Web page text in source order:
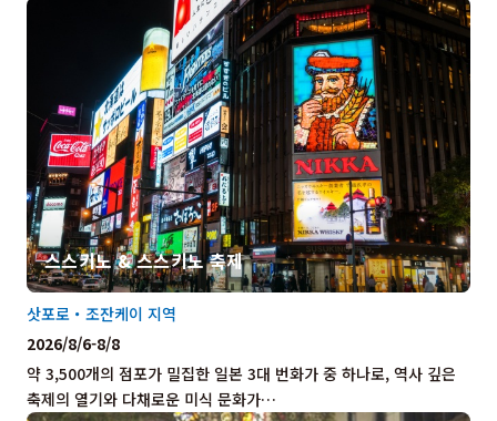
운영조직 소개
링크
언어선택
스스키노 & 스스키노 축제
약 3,500개의 점포가 밀집한 일본 3대 번화가 중 하나로, 역사 깊은
축제의 열기와 다채로운 미식 문화가…
삿포로・조잔케이 지역
2026/8/6-8/8